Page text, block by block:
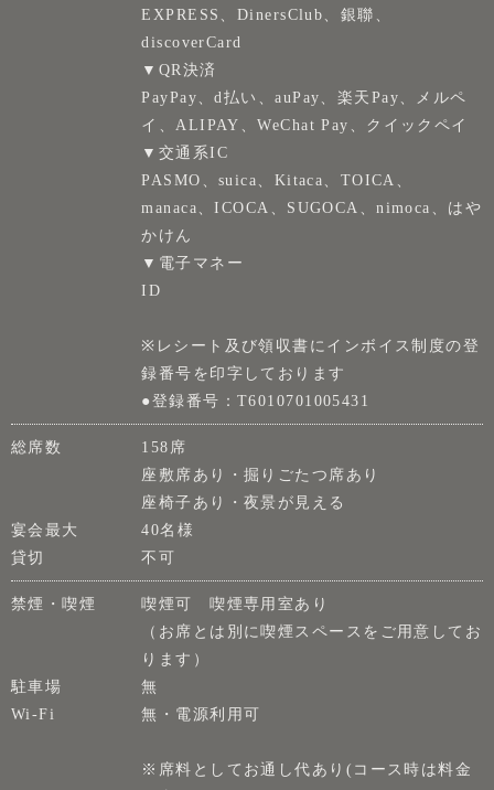
EXPRESS、DinersClub、銀聯、
discoverCard
▼QR決済
PayPay、d払い、auPay、楽天Pay、メルペ
イ、ALIPAY、WeChat Pay、クイックペイ
▼交通系IC
PASMO、suica、Kitaca、TOICA、
manaca、ICOCA、SUGOCA、nimoca、はや
かけん
▼電子マネー
ID
※レシート及び領収書にインボイス制度の登
録番号を印字しております
●登録番号：T6010701005431
総席数
158席
座敷席あり・掘りごたつ席あり
座椅子あり・夜景が見える
宴会最大
40名様
貸切
不可
禁煙・喫煙
喫煙可 喫煙専用室あり
（お席とは別に喫煙スペースをご用意してお
ります）
駐車場
無
Wi-Fi
無・電源利用可
※席料としてお通し代あり(コース時は料金